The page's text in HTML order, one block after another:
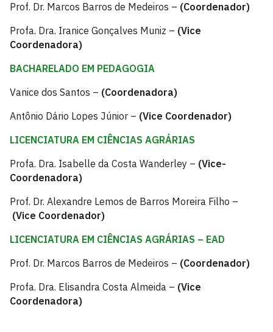
Prof. Dr. Marcos Barros de Medeiros – (Coordenador)
Profa. Dra. Iranice Gonçalves Muniz – (Vice
Coordenadora)
BACHARELADO EM PEDAGOGIA
Vanice dos Santos – (Coordenadora)
Antônio Dário Lopes Júnior – (Vice Coordenador)
LICENCIATURA EM CIÊNCIAS AGRÁRIAS
Profa. Dra. Isabelle da Costa Wanderley – (Vice-
Coordenadora)
Prof. Dr. Alexandre Lemos de Barros Moreira Filho –
(Vice Coordenador)
LICENCIATURA EM CIÊNCIAS AGRÁRIAS – EAD
Prof. Dr. Marcos Barros de Medeiros – (Coordenador)
Profa. Dra. Elisandra Costa Almeida – (Vice
Coordenadora)